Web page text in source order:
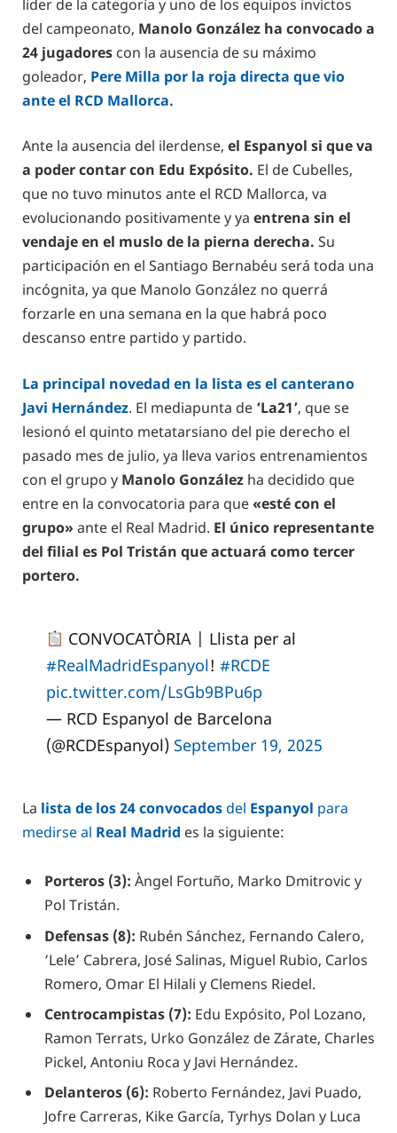
líder de la categoría y uno de los equipos invictos
del campeonato, Manolo González ha convocado a
24 jugadores con la ausencia de su máximo
goleador, Pere Milla por la roja directa que vio
ante el RCD Mallorca.
Ante la ausencia del ilerdense, el Espanyol si que va
a poder contar con Edu Expósito. El de Cubelles,
que no tuvo minutos ante el RCD Mallorca, va
evolucionando positivamente y ya entrena sin el
vendaje en el muslo de la pierna derecha. Su
participación en el Santiago Bernabéu será toda una
incógnita, ya que Manolo González no querrá
forzarle en una semana en la que habrá poco
descanso entre partido y partido.
La principal novedad en la lista es el canterano
Javi Hernández. El mediapunta de ‘La21’, que se
lesionó el quinto metatarsiano del pie derecho el
pasado mes de julio, ya lleva varios entrenamientos
con el grupo y Manolo González ha decidido que
entre en la convocatoria para que«esté con el
grupo» ante el Real Madrid. El único representante
del filial es Pol Tristán que actuará como tercer
portero.
CONVOCATÒRIA | Llista per al
#RealMadridEspanyol! #RCDE
pic.twitter.com/LsGb9BPu6p
— RCD Espanyol de Barcelona
(@RCDEspanyol) September 19, 2025
La lista de los 24 convocados del Espanyol para
medirse al Real Madrid es la siguiente:
Porteros (3): Àngel Fortuño, Marko Dmitrovic y
Pol Tristán.
Defensas (8): Rubén Sánchez, Fernando Calero,
‘Lele’ Cabrera, José Salinas, Miguel Rubio, Carlos
Romero, Omar El Hilali y Clemens Riedel.
Centrocampistas (7): Edu Expósito, Pol Lozano,
Ramon Terrats, Urko González de Zárate, Charles
Pickel, Antoniu Roca y Javi Hernández.
Delanteros (6): Roberto Fernández, Javi Puado,
Jofre Carreras, Kike García, Tyrhys Dolan y Luca